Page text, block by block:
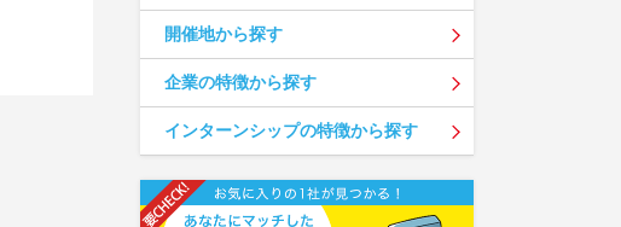
開催地から探す
企業の特徴から探す
インターンシップの特徴から探す